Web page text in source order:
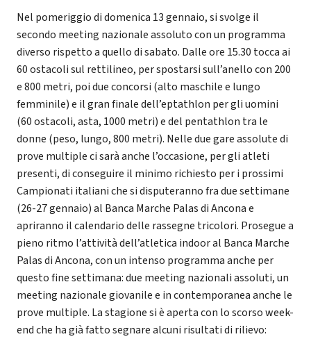
Nel pomeriggio di domenica 13 gennaio, si svolge il
secondo meeting nazionale assoluto con un programma
diverso rispetto a quello di sabato. Dalle ore 15.30 tocca ai
60 ostacoli sul rettilineo, per spostarsi sull’anello con 200
e 800 metri, poi due concorsi (alto maschile e lungo
femminile) e il gran finale dell’eptathlon per gli uomini
(60 ostacoli, asta, 1000 metri) e del pentathlon tra le
donne (peso, lungo, 800 metri). Nelle due gare assolute di
prove multiple ci sarà anche l’occasione, per gli atleti
presenti, di conseguire il minimo richiesto per i prossimi
Campionati italiani che si disputeranno fra due settimane
(26-27 gennaio) al Banca Marche Palas di Ancona e
apriranno il calendario delle rassegne tricolori. Prosegue a
pieno ritmo l’attività dell’atletica indoor al Banca Marche
Palas di Ancona, con un intenso programma anche per
questo fine settimana: due meeting nazionali assoluti, un
meeting nazionale giovanile e in contemporanea anche le
prove multiple. La stagione si è aperta con lo scorso week-
end che ha già fatto segnare alcuni risultati di rilievo: